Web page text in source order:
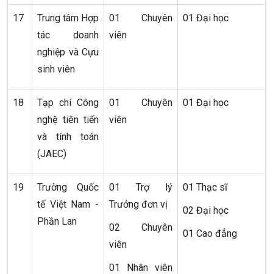
17
Trung tâm Hợp
tác doanh
nghiệp và Cựu
sinh viên
01 Chuyên
viên
01 Đại học
18
Tạp chí Công
nghệ tiên tiến
và tính toán
(JAEC)
01 Chuyên
viên
01 Đại học
19
Trường Quốc
tế Việt Nam -
Phần Lan
01 Trợ lý
Trưởng đơn vị
02 Chuyên
viên
01 Nhân viên
01 Thạc sĩ
02 Đại học
01 Cao đẳng